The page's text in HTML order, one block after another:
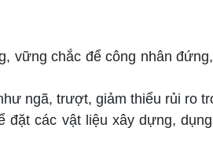
vững chắc để công nhân
ngã, trượt, giảm thiểu rủi ro
đặt các vật liệu xây dựng,